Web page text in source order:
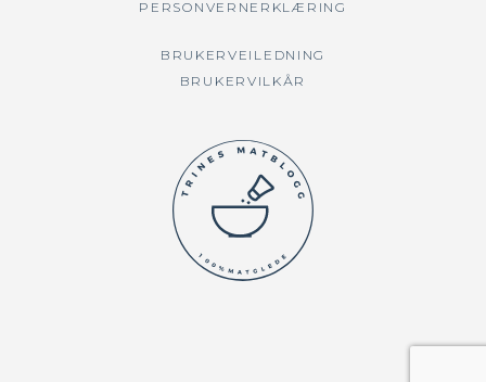
PERSONVERNERKLÆRING
BRUKERVEILEDNING
BRUKERVILKÅR